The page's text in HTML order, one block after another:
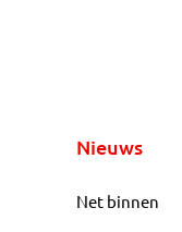
Nieuws
Net binnen